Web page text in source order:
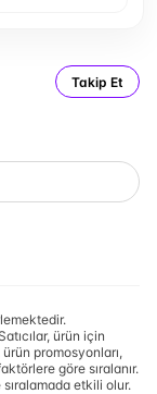
Takip Et
ürün için
promosyonları,
göre sıralanır.
etkili olur.